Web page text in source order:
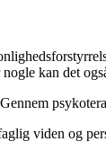
kan det
viden og